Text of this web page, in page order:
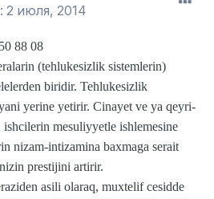
2 июля, 2014
88 08
(tehlukesizlik sistemlerin)
biridir. Tehlukesizlik
yerine yetirir. Cinayet ve ya qeyri-
mesuliyyetle ishlemesine
nizam-intizamina baxmaga serait
prestijini artirir.
asili olaraq, muxtelif cesidde